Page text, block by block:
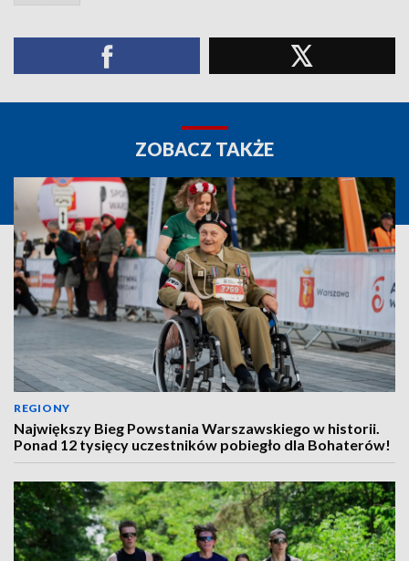
ZOBACZ TAKŻE
REGIONY
Największy Bieg Powstania Warszawskiego w historii.
Ponad 12 tysięcy uczestników pobiegło dla Bohaterów!